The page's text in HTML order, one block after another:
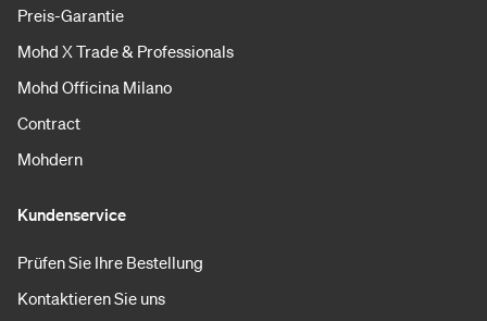
Preis-Garantie
Mohd X Trade & Professionals
Mohd Officina Milano
Contract
Mohdern
Kundenservice
Prüfen Sie Ihre Bestellung
Kontaktieren Sie uns